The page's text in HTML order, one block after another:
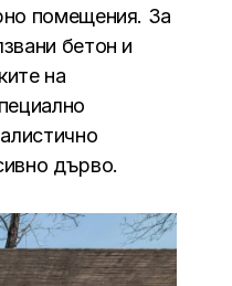
помещения. За
бетон и
на
дърво.